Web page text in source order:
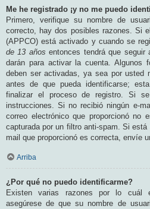
Me he registrado ¡y no me puedo
Primero, verifique su nombre de
correcto, hay dos posibles razones. Si
(APPCO) está activado y cuando se
de 13 años entonces tendrá que seguir
darán para activar la cuenta. Algunos
deben ser activadas, ya sea por usted
antes de que pueda identificarse;
finalizar el proceso de registro. Si
instrucciones. Si no recibió ningún e-
correo electrónico que proporcionó
capturada por un filtro anti-spam. Si
mail que proporcionó es correcta, envíe
Arriba
¿Por qué no puedo identificarme?
Existen varias razones por lo cuál
asegúrese de que su nombre de